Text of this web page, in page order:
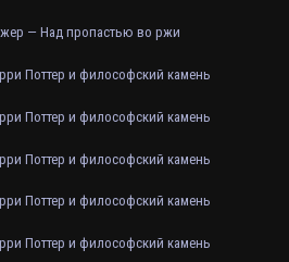
— Над пропастью во ржи
Поттер и философский камень
Поттер и философский камень
Поттер и философский камень
Поттер и философский камень
Поттер и философский камень